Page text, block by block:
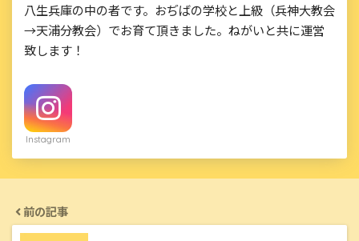
八生兵庫の中の者です。おぢばの学校と上級（兵神大教会
→天浦分教会）でお育て頂きました。ねがいと共に運営
致します！
Instagram
前の記事